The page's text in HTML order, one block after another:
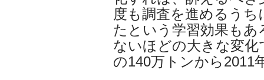
度も調査を進めるう
たという学習効果も
ないほどの大きな変
の140万トンから2011